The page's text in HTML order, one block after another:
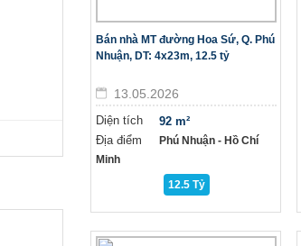
Bán nhà MT đường Hoa Sứ, Q. Phú
Nhuận, DT: 4x23m, 12.5 tỷ
13.05.2026
Diện tích
Địa điểm
92 m²
Phú Nhuận - Hồ Chí
Minh
12.5 Tỷ